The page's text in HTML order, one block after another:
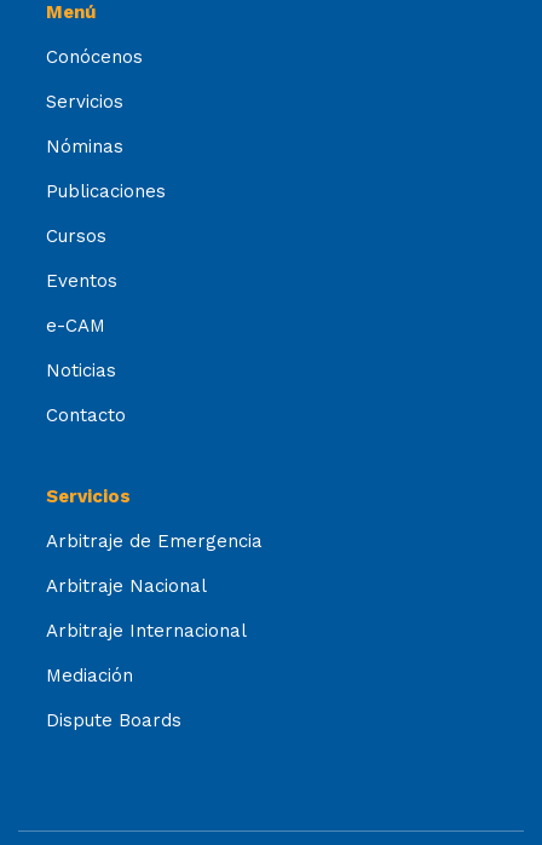
Menú
Conócenos
Servicios
Nóminas
Publicaciones
Cursos
Eventos
e-CAM
Noticias
Contacto
Servicios
Arbitraje de Emergencia
Arbitraje Nacional
Arbitraje Internacional
Mediación
Dispute Boards